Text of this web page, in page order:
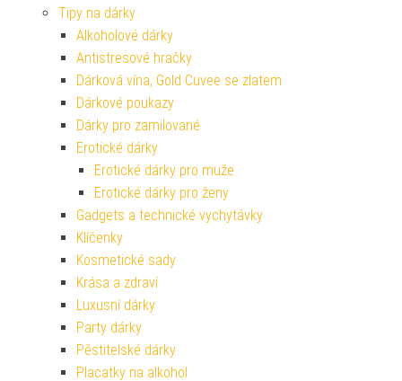
Tipy na dárky
Alkoholové dárky
Antistresové hračky
Dárková vína, Gold Cuvee se zlatem
Dárkové poukazy
Dárky pro zamilované
Erotické dárky
Erotické dárky pro muže
Erotické dárky pro ženy
Gadgets a technické vychytávky
Klíčenky
Kosmetické sady
Krása a zdraví
Luxusní dárky
Party dárky
Pěstitelské dárky
Placatky na alkohol